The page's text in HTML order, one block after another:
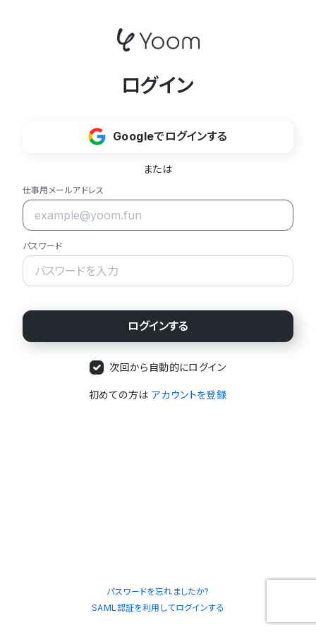
ログイン
Googleでログインする
または
仕事用メールアドレス
パスワード
次回から自動的にログイン
初めての方は アカウントを登録
パスワードを忘れましたか?
SAML認証を利用してログインする